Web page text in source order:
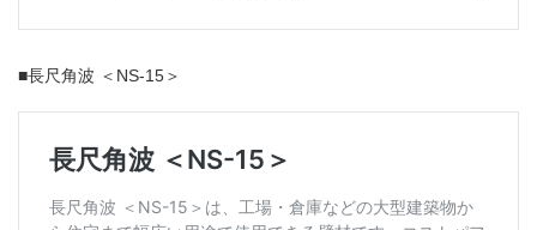
■長尺角波 ＜NS-15＞